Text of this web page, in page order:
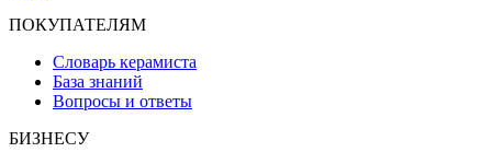
ПОКУПАТЕЛЯМ
Словарь керамиста
База знаний
Вопросы и ответы
БИЗНЕСУ